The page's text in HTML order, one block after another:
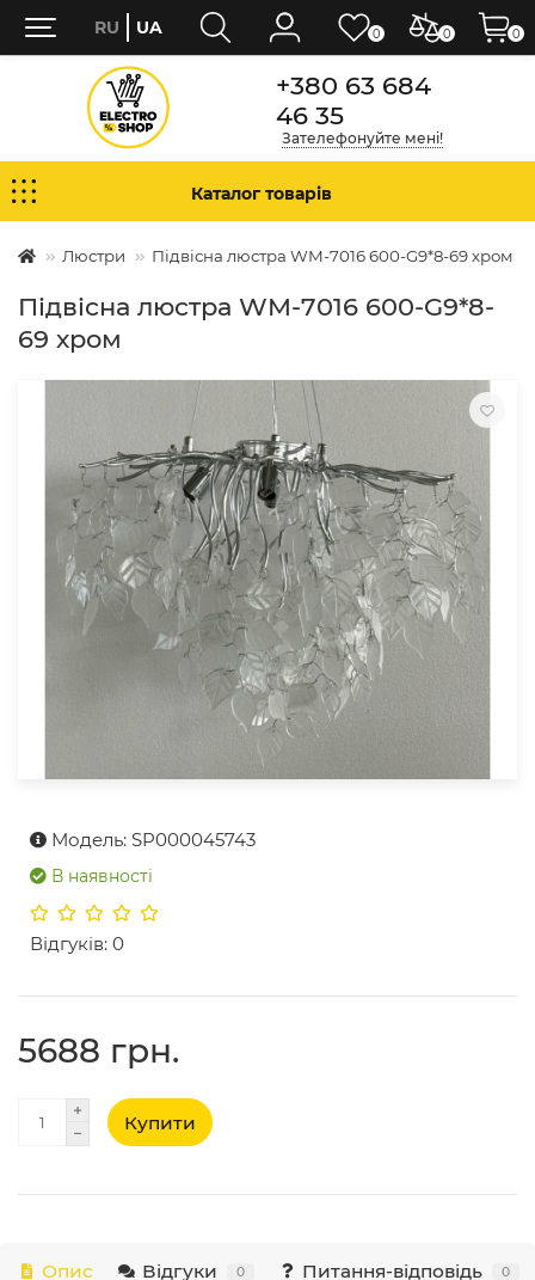
+380 63 684
46 35
Зателефонуйте мені!
Каталог товарів
Люстри Підвісна люстра WM-7016 600-G9*8-69 хром
Підвісна люстра WM-7016 600-G9*8-
69 хром
Модель: SP000045743
В наявності
Відгуків: 0
5688 грн.
Купити
Опис Відгуки 0 Питання-відповідь 0
0 0
RU UA 0